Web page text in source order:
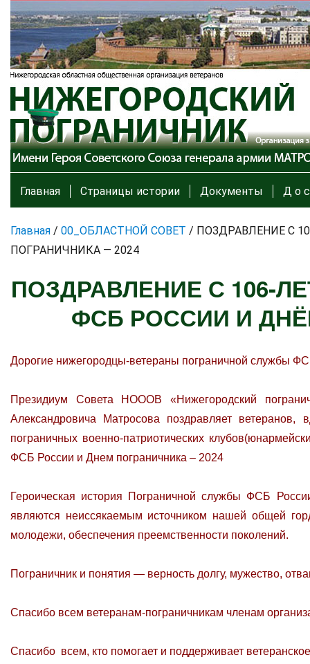
Главная Страницы истории Документы Д о с
Главная / 00_ОБЛАСТНОЙ СОВЕТ / ПОЗДРАВЛЕНИЕ С
ПОГРАНИЧНИКА — 2024
ПОЗДРАВЛЕНИЕ С 106-
ФСБ РОССИИ И
Дорогие нижегородцы-ветераны пограничной службы
Президиум Совета НОООВ «Нижегородский
Александровича Матросова поздравляет ветеранов,
пограничных военно-патриотических
ФСБ России и Днем пограничника – 2024
Героическая история Пограничной службы ФСБ
являются неиссякаемым источником нашей общей
молодежи, обеспечения преемственности поколений.
Пограничник и понятия — верность долгу, мужество,
Спасибо всем ветеранам-пограничникам членам
Спасибо всем, кто помогает и поддерживает